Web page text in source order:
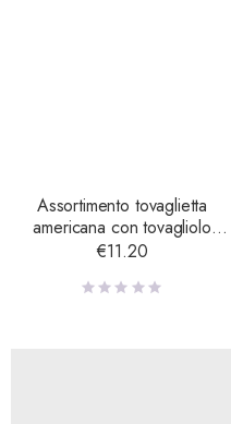
Assortimento tovaglietta
americana con tovagliolo
Riccio 33X48
€11.20